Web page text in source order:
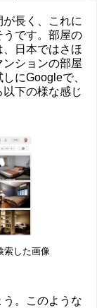
長く、これに
です。部屋の
日本ではさほ
ションの部屋
にGoogleで、
下の様な感じ
した画像
。このような